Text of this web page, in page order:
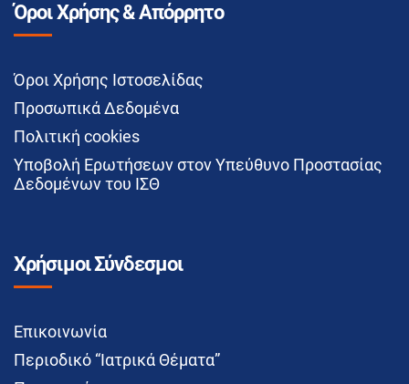
Όροι Χρήσης & Απόρρητο
Όροι Χρήσης Ιστοσελίδας
Προσωπικά Δεδομένα
Πολιτική cookies
Υποβολή Ερωτήσεων στον Υπεύθυνο Προστασίας
Δεδομένων του ΙΣΘ
Χρήσιμοι Σύνδεσμοι
Επικοινωνία
Περιοδικό “Ιατρικά Θέματα”